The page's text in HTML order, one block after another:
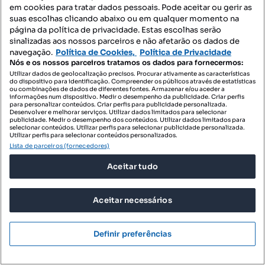
Destacado
Filipe Gonçalves
Profissional
em cookies para tratar dados pessoais. Pode aceitar ou gerir as
suas escolhas clicando abaixo ou em qualquer momento na
página da política de privacidade. Estas escolhas serão
sinalizadas aos nossos parceiros e não afetarão os dados de
navegação. Política de Cookies, Política de Privacidade
Nós e os nossos parceiros tratamos os dados para fornecermos:
Utilizar dados de geolocalização precisos. Procurar ativamente as características
do dispositivo para identificação. Compreender os públicos através de estatísticas
ou combinações de dados de diferentes fontes. Armazenar e/ou aceder a
informações num dispositivo. Medir o desempenho da publicidade. Criar perfis
para personalizar conteúdos. Criar perfis para publicidade personalizada.
Desenvolver e melhorar serviços. Utilizar dados limitados para selecionar
publicidade. Medir o desempenho dos conteúdos. Utilizar dados limitados para
selecionar conteúdos. Utilizar perfis para selecionar publicidade personalizada.
Utilizar perfis para selecionar conteúdos personalizados.
Lista de parceiros (fornecedores)
Aceitar tudo
Aceitar necessários
Definir preferências